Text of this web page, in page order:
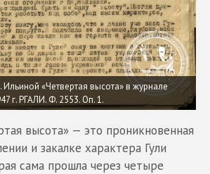
Ильиной «Четвертая высота» в журнале
г. РГАЛИ. Ф. 2553. Оп. 1.
высота» — это проникновенная
и закалке характера Гули
сама прошла через четыре